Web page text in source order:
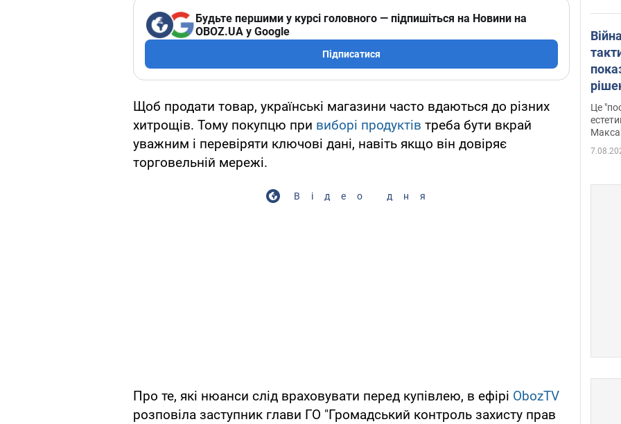
Будьте першими у курсі головного — підпишіться на Новини на
OBOZ.UA у Google
Підписатися
Щоб продати товар, українські магазини часто вдаються до різних
хитрощів. Тому покупцю при виборі продуктів треба бути вкрай
уважним і перевіряти ключові дані, навіть якщо він довіряє
торговельній мережі.
Відео дня
Про те, які нюанси слід враховувати перед купівлею, в ефірі ObozTV
розповіла заступник глави ГО "Громадський контроль захисту прав
Фото
Це